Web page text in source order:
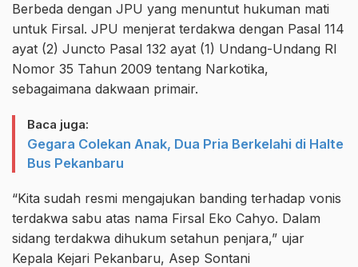
Berbeda dengan JPU yang menuntut hukuman mati
untuk Firsal. JPU menjerat terdakwa dengan Pasal 114
ayat (2) Juncto Pasal 132 ayat (1) Undang-Undang RI
Nomor 35 Tahun 2009 tentang Narkotika,
sebagaimana dakwaan primair.
Baca juga:
Gegara Colekan Anak, Dua Pria Berkelahi di Halte
Bus Pekanbaru
“Kita sudah resmi mengajukan banding terhadap vonis
terdakwa sabu atas nama Firsal Eko Cahyo. Dalam
sidang terdakwa dihukum setahun penjara,” ujar
Kepala Kejari Pekanbaru, Asep Sontani